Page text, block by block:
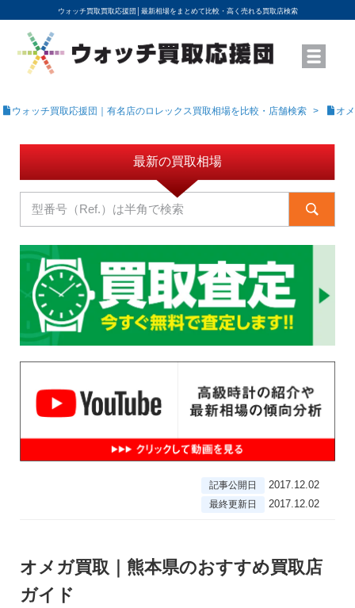
ウォッチ買取買取応援団│ 最新相場をまとめて比較・高く売れる買取店検索
YouTubeで動画を公開中
ROLEXモデル名から買取相場を調べる
高級時計ブランド名から買取相場を調べる
地域から買取店を探す
店舗名から買取店を探す
ブランド時計を高く売る方法
買取査定を依頼する
ウォッチ買取応援団｜有名店のロレックス買取相場を比較・店舗検索 オ
最新の買取相場
記事公開日 2017.12.02
最終更新日 2017.12.02
オメガ買取｜熊本県のおすすめ買取店
ガイド